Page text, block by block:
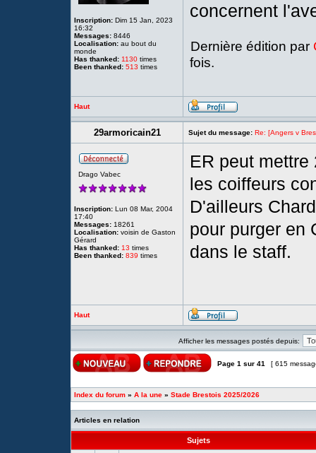
Inscription: Dim 15 Jan, 2023
16:32
Messages: 8446
Localisation: au bout du
monde
Has thanked: 1130 times
Been thanked: 513 times
concernent
Dernière édition par
fois.
Haut
29armoricain21 Sujet du message: Re: [Angers v
Drago Vabec
Inscription: Lun 08 Mar, 2004
17:40
Messages: 18261
Localisation: voisin de Gaston
Gérard
Has thanked: 13 times
Been thanked: 839 times
ER peut
les coiffeurs
D'ailleurs
pour purger en
dans le staff.
Haut
Afficher les messages postés depuis:
Page 1 sur 41 [ 615
Index du forum » A la une » Stade Brestois 2025/2026
Articles en relation
Sujets